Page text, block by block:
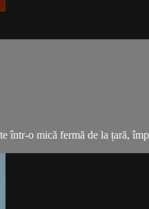
într-o mică fermă de la țară,